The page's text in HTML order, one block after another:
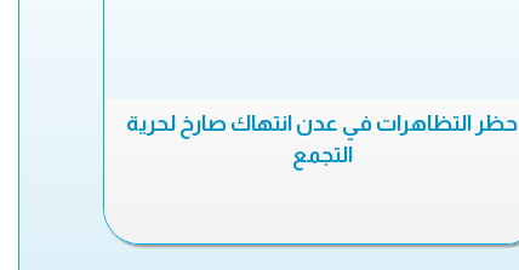
حظر التظاهرات في عدن انتهاك صارخ لحرية
التجمع